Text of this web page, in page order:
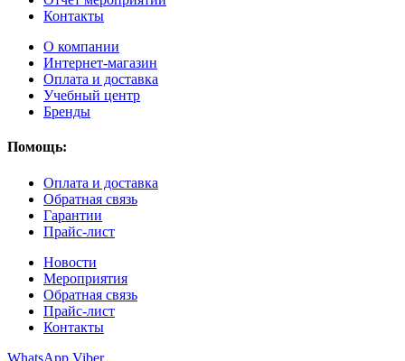
Контакты
О компании
Интернет-магазин
Оплата и доставка
Учебный центр
Бренды
Помощь:
Оплата и доставка
Обратная связь
Гарантии
Прайс-лист
Новости
Мероприятия
Обратная связь
Прайс-лист
Контакты
WhatsApp Viber